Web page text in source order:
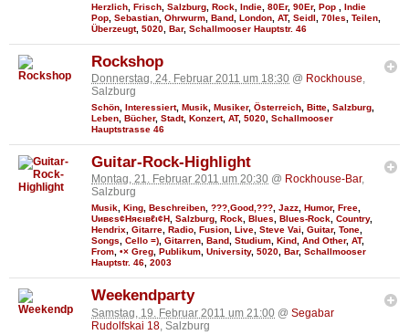
Herzlich Frisch Salzburg Rock Indie 80Er, 90Er, Pop
Indie
Pop Sebastian Ohrwurm Band London AT, Seidl 70Ies Teilen
Überzeugt, 5020 Bar, Schallmooser Hauptstr. 46
Rockshop
Donnerstag, 24. Februar 2011 um 18:30 @ Rockhouse,
Salzburg
Schön Interessiert, Musik Musiker, Österreich Bitte Salzburg
Leben Bücher, Stadt, Konzert, AT, 5020 Schallmooser
Hauptstrasse 46
Guitar-Rock-Highlight
Montag, 21. Februar 2011 um 20:30 @ Rockhouse-Bar,
Salzburg
Musik, King, Beschreiben, ???,Good,???, Jazz, Humor, Free,
Uивєs¢Няєιвℓι¢Н, Salzburg, Rock, Blues, Blues-Rock, Country,
Hendrix, Gitarre, Radio, Fusion, Live, Steve Vai, Guitar, Tone,
Songs, Cello =), Gitarren, Band, Studium, Kind, And Other, AT,
From, •× Greg, Publikum, University, 5020, Bar, Schallmooser
Hauptstr. 46, 2003
Weekendparty
Samstag, 19. Februar 2011 um 21:00 @ Segabar
Rudolfskai 18, Salzburg